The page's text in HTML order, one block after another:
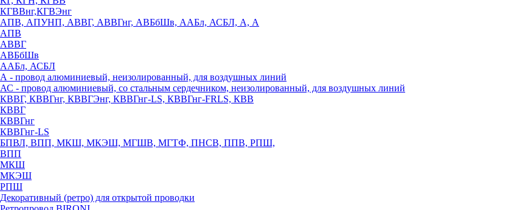
КГВВнг,КГВЭнг
АПВ, АПУНП, АВВГ, АВВГнг, АВБбШв, ААБл, АСБЛ, А, А
АПВ
АВВГ
АВБбШв
ААБл, АСБЛ
А - провод алюминиевый, неизолированный, для воздушных линий
АС - провод алюминиевый, со стальным сердечником, неизолированный, для воздушных линий
КВВГ, КВВГнг, КВВГЭнг, КВВГнг-LS, КВВГнг-FRLS, КВВ
КВВГ
КВВГнг
КВВГнг-LS
БПВЛ, ВПП, МКШ, МКЭШ, МГШВ, МГТФ, ПНСВ, ППВ, РПШ,
ВПП
МКШ
МКЭШ
РПШ
Декоративный (ретро) для открытой проводки